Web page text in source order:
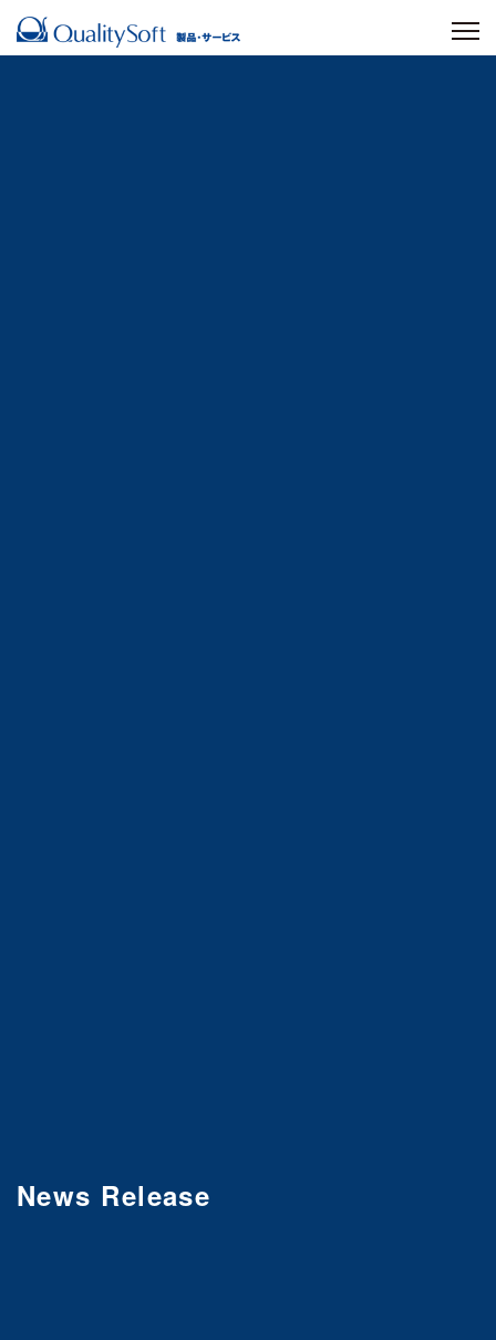
News Release